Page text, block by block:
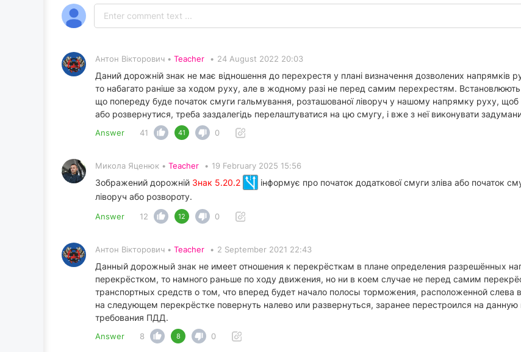
Антон Вікторович • Teacher • 24 August 2022 20:03
Даний дорожній знак не має відношення до перехрестя у плані визначення дозволених напрямків
то набагато раніше за ходом руху, але в жодному разі не перед самим перехрестям. Встановлюють
що попереду буде початок смуги гальмування, розташованої ліворуч у нашому напрямку руху, щоб
або розвернутися, треба заздалегідь перелаштуватися на цю смугу, і вже з неї виконувати
Answer 41 41 0
Микола Яценюк • Teacher • 19 February 2025 15:56
Зображений дорожній Знак 5.20.2
інформує про початок додаткової смуги зліва або початок
ліворуч або розвороту.
Answer 12 12 0
Антон Вікторович • Teacher • 2 September 2021 22:43
Данный дорожный знак не имеет отношения к перекрёсткам в плане определения разрешённых
перекрёстком, то намного раньше по ходу движения, но ни в коем случае не перед самим
транспортных средств о том, что вперед будет начало полосы торможения, расположенной
на следующем перекрёстке повернуть налево или развернуться, заранее перестроился на
требования ПДД.
Answer 8 8 0